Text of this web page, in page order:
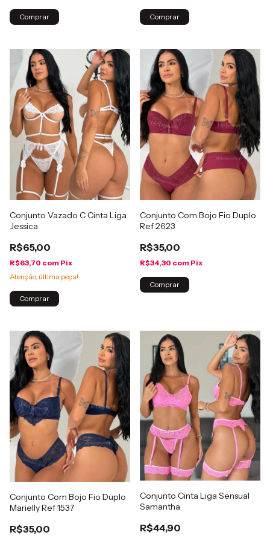
Comprar Comprar
Conjunto Vazado C Cinta Liga
Jessica
R$65,00
R$63,70 com Pix
Atenção, última peça!
Comprar
Conjunto Com Bojo Fio Duplo
Ref 2623
R$35,00
R$34,30 com Pix
Comprar
Conjunto Com Bojo Fio Duplo
Marielly Ref 1537
R$35,00
Conjunto Cinta Liga Sensual
Samantha
R$44,90